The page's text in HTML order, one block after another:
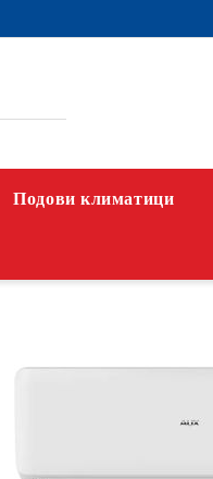
Подови климатици